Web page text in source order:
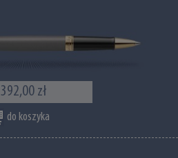
392,00 zł
do koszyka